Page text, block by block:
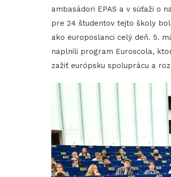
ambasádori EPAS a v súťaži o
pre 24 študentov tejto školy
ako europoslanci celý deň. 5.
naplnili program Euroscola,
zažiť európsku spoluprácu a